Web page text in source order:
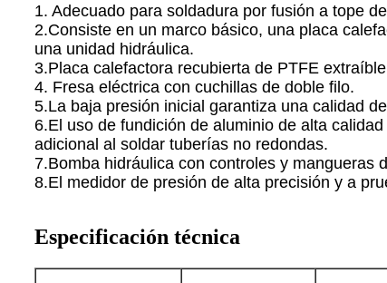
1. Adecuado para soldadura por fusión a tope
2.Consiste en un marco básico, una placa
una unidad hidráulica.
3.Placa calefactora recubierta de PTFE
4. Fresa eléctrica con cuchillas de doble filo.
5.La baja presión inicial garantiza una calidad
6.El uso de fundición de aluminio de alta
adicional al soldar tuberías no redondas.
7.Bomba hidráulica con controles y mangueras
8.El medidor de presión de alta precisión y a
Especificación técnica